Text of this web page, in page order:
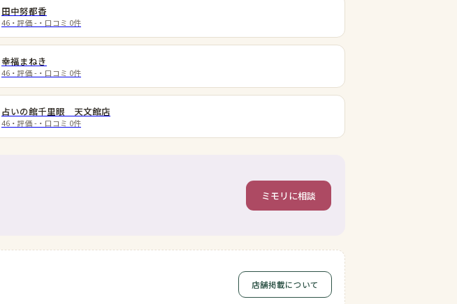
田中努都香
46 ・評価 - ・口コミ 0件
幸福まねき
46 ・評価 - ・口コミ 0件
占いの館千里眼 天文館店
46 ・評価 - ・口コミ 0件
ミモリに相談
店舗掲載について